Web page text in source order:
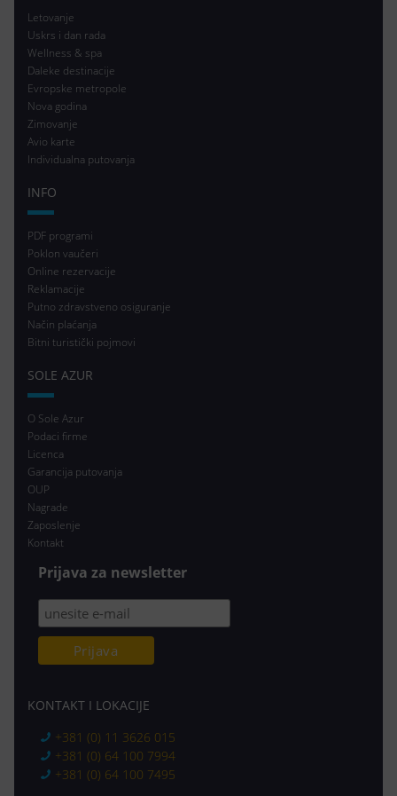
Letovanje
Uskrs i dan rada
Wellness & spa
Daleke destinacije
Evropske metropole
Nova godina
Zimovanje
Avio karte
Individualna putovanja
INFO
PDF programi
Poklon vaučeri
Online rezervacije
Reklamacije
Putno zdravstveno osiguranje
Način plaćanja
Bitni turistički pojmovi
SOLE AZUR
O Sole Azur
Podaci firme
Licenca
Garancija putovanja
OUP
Nagrade
Zaposlenje
Kontakt
Prijava za newsletter
KONTAKT I LOKACIJE
+381 (0) 11 3626 015
+381 (0) 64 100 7994
+381 (0) 64 100 7495